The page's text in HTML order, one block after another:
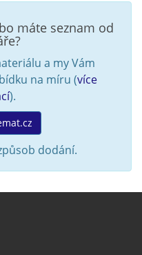
máte seznam od
a my Vám
na míru (více
).
dodání.